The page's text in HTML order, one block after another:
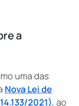
a
uma das
Nova Lei de
2021), ao